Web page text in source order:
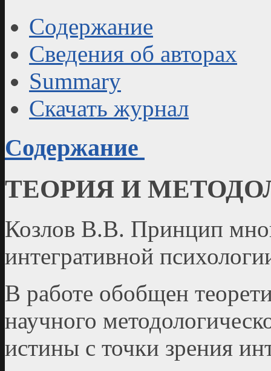
Содержание
Сведения об авторах
Summary
Скачать журнал
Содержание
ТЕОРИЯ И
Козлов В.В. Принцип
интегративной
В работе обобщен
научного
истины с точки зрения